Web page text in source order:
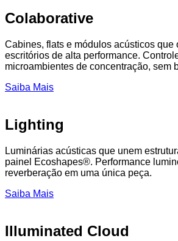
Colaborative
Cabines, flats e módulos acústicos que
escritórios de alta performance.
microambientes de concentração, sem
Saiba Mais
Lighting
Luminárias acústicas que unem
painel Ecoshapes®. Performance
reverberação em uma única peça.
Saiba Mais
Illuminated Cloud